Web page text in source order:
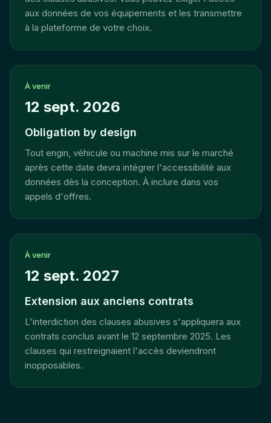
aux données de vos équipements et les transmettre
à la plateforme de votre choix.
À venir
12 sept. 2026
Obligation by design
Tout engin, véhicule ou machine mis sur le marché
après cette date devra intégrer l'accessibilité aux
données dès la conception. À inclure dans vos
appels d'offres.
À venir
12 sept. 2027
Extension aux anciens contrats
L'interdiction des clauses abusives s'appliquera aux
contrats conclus avant le 12 septembre 2025. Les
clauses qui restreignaient l'accès deviendront
inopposables.